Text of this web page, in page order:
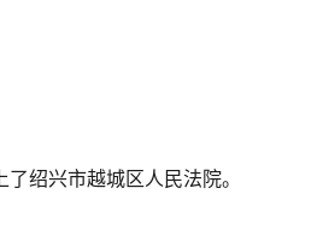
绍兴市越城区人民法院。